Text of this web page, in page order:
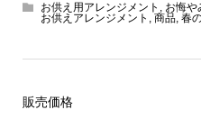
お供え用アレンジメント , お悔や
お供えアレンジメント , 商品, 春
販売価格